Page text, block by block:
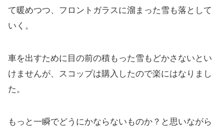
て暖めつつ、フロントガラスに溜まった雪も落として
いく。
車を出すために目の前の積もった雪もどかさないとい
けませんが、スコップは購入したので楽にはなりまし
た。
もっと一瞬でどうにかならないものか？と思いながら